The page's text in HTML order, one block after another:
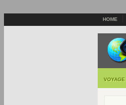
HOME
VOYAGE